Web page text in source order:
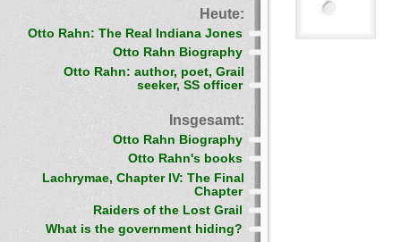
Heute:
Otto Rahn: The Real Indiana Jones
Otto Rahn Biography
Otto Rahn: author, poet, Grail
seeker, SS officer
Insgesamt:
Otto Rahn Biography
Otto Rahn's books
Lachrymae, Chapter IV: The Final
Chapter
Raiders of the Lost Grail
What is the government hiding?